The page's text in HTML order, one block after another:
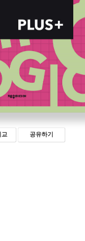
교 공유하기